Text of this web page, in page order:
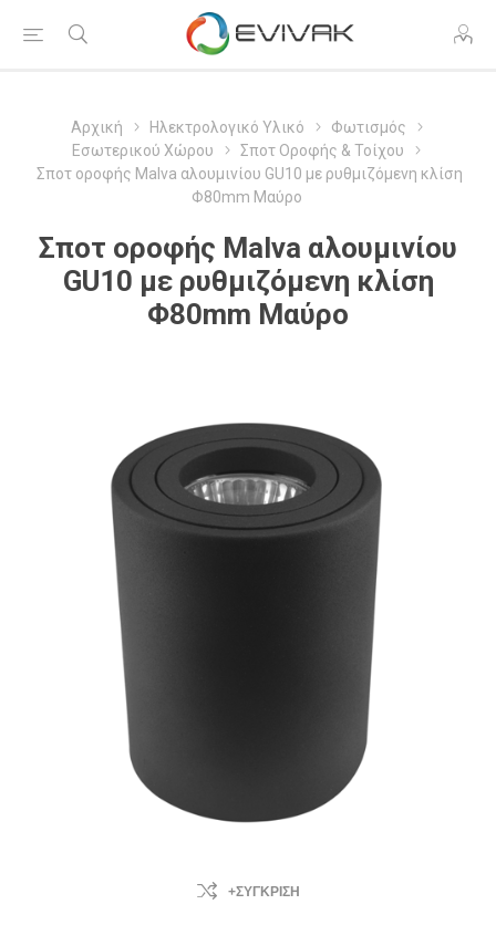
Αρχική Ηλεκτρολογικό Υλικό
Φωτισμός
Εσωτερικού Χώρου
Σποτ Οροφής & Τοίχου
Σποτ οροφής Malva αλουμινίου GU10 με ρυθμιζόμενη κλίση
Φ80mm Μαύρο
Σποτ οροφής Malva αλουμινίου
GU10 με ρυθμιζόμενη κλίση
Φ80mm Μαύρο
+ΣΎΓΚΡΙΣΗ